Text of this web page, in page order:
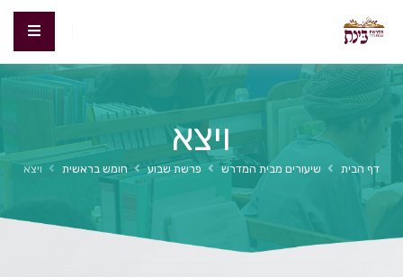
ויצא
דף הבית שיעורים מבית המדרש פרשת שבוע חומש בראשית ויצא